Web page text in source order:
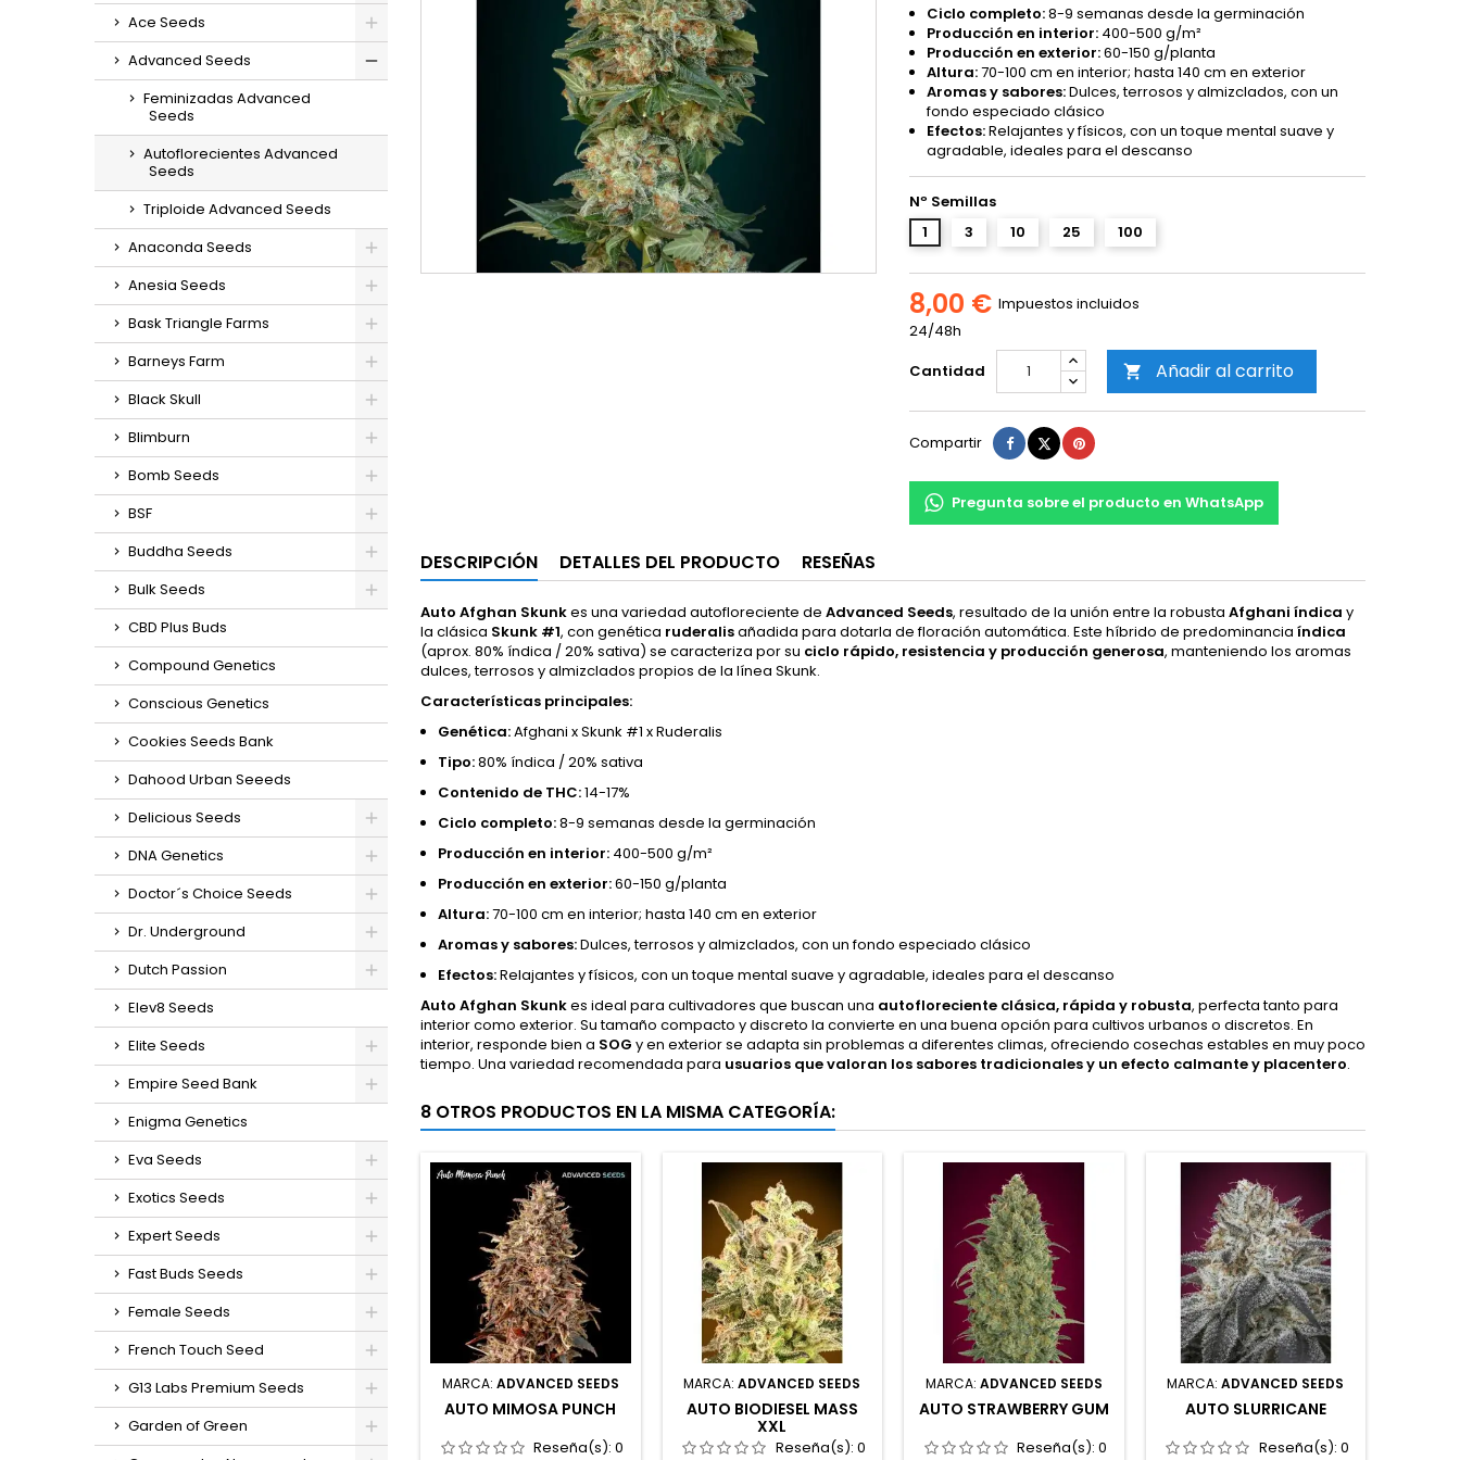
Ace Seeds
Advanced Seeds
Feminizadas Advanced
Seeds
Autoflorecientes Advanced
Seeds
Triploide Advanced Seeds
Anaconda Seeds
Anesia Seeds
Bask Triangle Farms
Barneys Farm
Black Skull
Blimburn
Bomb Seeds
BSF
Buddha Seeds
Bulk Seeds
CBD Plus Buds
Compound Genetics
Conscious Genetics
Cookies Seeds Bank
Dahood Urban Seeeds
Delicious Seeds
DNA Genetics
Doctor´s Choice Seeds
Dr. Underground
Dutch Passion
Elev8 Seeds
Elite Seeds
Empire Seed Bank
Enigma Genetics
Eva Seeds
Exotics Seeds
Expert Seeds
Fast Buds Seeds
Female Seeds
French Touch Seed
G13 Labs Premium Seeds
Garden of Green
Ciclo completo:8-9 semanas desde la germinación
Producción en interior: 400-500 g/m²
Producción en exterior:60-150 g/planta
Altura:70-100 cm en interior; hasta 140 cm en exterior
Aromas y sabores:Dulces, terrosos y almizclados, con un
fondo especiado clásico
Efectos:Relajantes y físicos, con un toque mental suave y
agradable, ideales para el descanso
Nº Semillas
1
3 10 25 100
8,00 € Impuestos incluidos
24/48h
Cantidad
 Añadir al carrito
Compartir Compartir
TuitearPinterest
Pregunta sobre el producto en WhatsApp
DESCRIPCIÓN DETALLES DEL PRODUCTO RESEÑAS
Auto Afghan Skunkes una variedad autofloreciente de Advanced Seeds, resultado de la unión entre la robusta Afghani índica y
la clásica Skunk #1, con genética ruderalisañadida para dotarla de floración automática. Este híbrido de predominancia índica
(aprox. 80% índica / 20% sativa) se caracteriza por su ciclo rápido, resistencia y producción generosa, manteniendo los aromas
dulces, terrosos y almizclados propios de la línea Skunk.
Características principales:
Genética:Afghani x Skunk #1 x Ruderalis
Tipo:80% índica / 20% sativa
Contenido de THC:14-17%
Ciclo completo:8-9 semanas desde la germinación
Producción en interior: 400-500 g/m²
Producción en exterior:60-150 g/planta
Altura:70-100 cm en interior; hasta 140 cm en exterior
Aromas y sabores:Dulces, terrosos y almizclados, con un fondo especiado clásico
Efectos:Relajantes y físicos, con un toque mental suave y agradable, ideales para el descanso
Auto Afghan Skunkes ideal para cultivadores que buscan una autofloreciente clásica, rápida y robusta, perfecta tanto para
interior como exterior. Su tamaño compacto y discreto la convierte en una buena opción para cultivos urbanos o discretos. En
interior, responde bien a SOG y en exterior se adapta sin problemas a diferentes climas, ofreciendo cosechas estables en muy poco
tiempo. Una variedad recomendada para usuarios que valoran los sabores tradicionales y un efecto calmante y placentero.
8 OTROS PRODUCTOS EN LA MISMA CATEGORÍA:
MARCA: ADVANCED SEEDS
AUTO MIMOSA PUNCH
Reseña(s):0
MARCA:ADVANCED SEEDS
AUTO BIODIESEL MASS
XXL
Reseña(s): 0
MARCA: ADVANCED SEEDS
AUTO STRAWBERRY GUM
Reseña(s):0
MARCA:ADVANCED SEEDS
AUTO SLURRICANE
Reseña(s): 0